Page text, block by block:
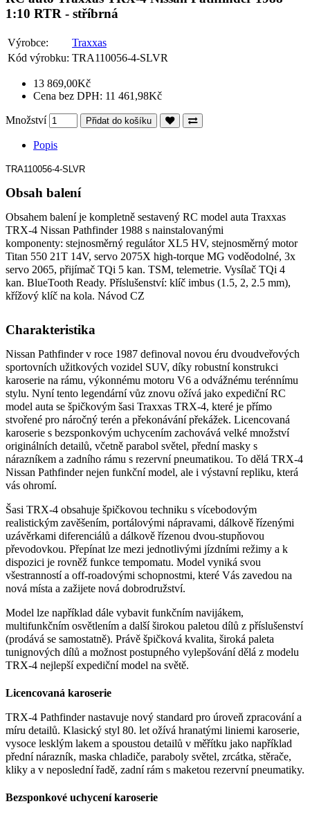
1:10 RTR - stříbrná
Výrobce:
Traxxas
Kód výrobku: TRA110056-4-SLVR
13 869,00Kč
Cena bez DPH: 11 461,98Kč
Množství Přidat do košíku
Popis
TRA110056-4-SLVR
Obsah balení
Obsahem balení je kompletně sestavený RC model auta Traxxas
TRX-4 Nissan Pathfinder 1988 s nainstalovanými
komponenty: stejnosměrný regulátor XL5 HV, stejnosměrný motor
Titan 550 21T 14V, servo 2075X high-torque MG voděodolné, 3x
servo 2065, přijímač TQi 5 kan. TSM, telemetrie. Vysílač TQi 4
kan. BlueTooth Ready. Příslušenství: klíč imbus (1.5, 2, 2.5 mm),
křížový klíč na kola. Návod CZ
Charakteristika
Nissan Pathfinder v roce 1987 definoval novou éru dvoudveřových
sportovních užitkových vozidel SUV, díky robustní konstrukci
karoserie na rámu, výkonnému motoru V6 a odvážnému terénnímu
stylu. Nyní tento legendární vůz znovu ožívá jako expediční RC
model auta se špičkovým šasi Traxxas TRX-4, které je přímo
stvořené pro náročný terén a překonávání překážek. Licencovaná
karoserie s bezsponkovým uchycením zachovává velké množství
originálních detailů, včetně parabol světel, přední masky s
nárazníkem a zadního rámu s rezervní pneumatikou. To dělá TRX-4
Nissan Pathfinder nejen funkční model, ale i výstavní repliku, která
vás ohromí.
Šasi TRX-4 obsahuje špičkovou techniku s vícebodovým
realistickým zavěšením, portálovými nápravami, dálkově řízenými
uzávěrkami diferenciálů a dálkově řízenou dvou-stupňovou
převodovkou. Přepínat lze mezi jednotlivými jízdními režimy a k
dispozici je rovněž funkce tempomatu. Model vyniká svou
všestranností a off-roadovými schopnostmi, které Vás zavedou na
nová místa a zažijete nová dobrodružství.
Model lze například dále vybavit funkčním navijákem,
multifunkčním osvětlením a další širokou paletou dílů z příslušenství
(prodává se samostatně). Právě špičková kvalita, široká paleta
tunignových dílů a možnost postupného vylepšování dělá z modelu
TRX-4 nejlepší expediční model na světě.
Licencovaná karoserie
TRX-4 Pathfinder nastavuje nový standard pro úroveň zpracování a
míru detailů. Klasický styl 80. let ožívá hranatými liniemi karoserie,
vysoce lesklým lakem a spoustou detailů v měřítku jako například
přední nárazník, maska chladiče, paraboly světel, zrcátka, stěrače,
kliky a v neposlední řadě, zadní rám s maketou rezervní pneumatiky.
Bezsponkové uchycení karoserie